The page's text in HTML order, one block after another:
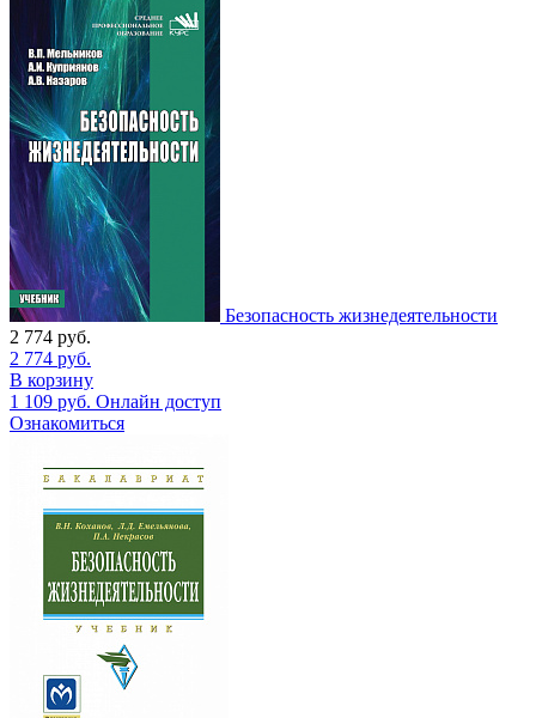
Безопасность жизнедеятельности
2 774 руб.
2 774 руб.
В корзину
1 109 руб. Онлайн доступ
Ознакомиться